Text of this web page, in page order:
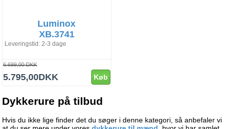
Luminox
XB.3741
Leveringstid: 2-3 dage
6.699,00 DKK
5.795,00DKK Køb
Dykkerure på tilbud
Hvis du ikke lige finder det du søger i denne kategori, så anbefaler vi